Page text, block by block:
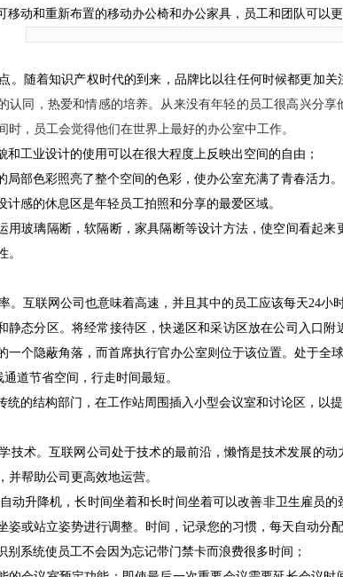
移动和重新布置的移动办公椅和办公家具，员工和团队可以
。随着知识产权时代的到来，品牌比以往任何时候都更加
认同，热爱和情感的培养。从来没有年轻的员工很高兴分
时，员工会觉得他们在世界上最好的办公室中工作。
和工业设计的使用可以在很大程度上反映出空间的自由；
局部色彩照亮了整个空间的色彩，使办公室充满了青春活力。
计感的休息区是年轻员工拍照和分享的最爱区域。
用玻璃隔断，软隔断，家具隔断等设计方法，使空间看起
。
。互联网公司也意味着高速，并且其中的员工应该每天24小
静态分区。将经常接待区，快递区和采访区放在公司入口
一个隐蔽角落，而首席执行官办公室则位于该位置。处于全
通道节省空间，行走时间最短。
统的结构部门，在工作站周围插入小型会议室和讨论区，以
技术。互联网公司处于技术的最前沿，懒惰是技术发展的
并帮助公司更高效地运营。
动升降机，长时间坐着和长时间坐着可以改善非卫生雇员
姿或站立姿势进行调整。时间，记录您的习惯，每天自动分
别系统使员工不会因为忘记带门禁卡而浪费很多时间；